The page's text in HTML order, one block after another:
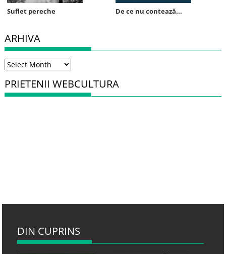
Suflet pereche De ce nu contează...
ARHIVA
Arhiva
PRIETENII WEBCULTURA
DIN CUPRINS